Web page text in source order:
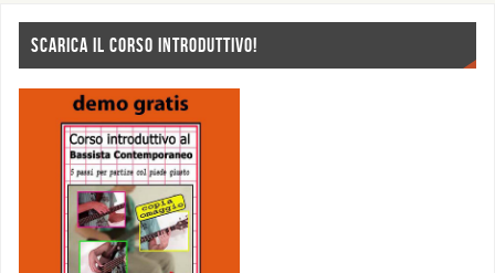
SCARICA IL CORSO INTRODUTTIVO!